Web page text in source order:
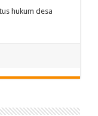
hukum desa